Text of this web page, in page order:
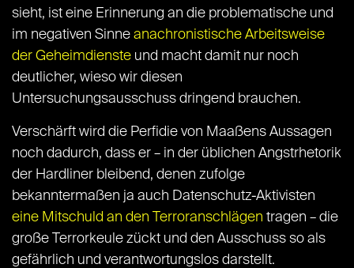
sieht, ist eine Erinnerung an die problematische und
im negativen Sinne anachronistische Arbeitsweise
der Geheimdienste und macht damit nur noch
deutlicher, wieso wir diesen
Untersuchungsausschuss dringend brauchen.
Verschärft wird die Perfidie von Maaßens Aussagen
noch dadurch, dass er – in der üblichen Angstrhetorik
der Hardliner bleibend, denen zufolge
bekanntermaßen ja auch Datenschutz-Aktivisten
eine Mitschuld an den Terroranschlägen tragen – die
große Terrorkeule zückt und den Ausschuss so als
gefährlich und verantwortungslos darstellt.